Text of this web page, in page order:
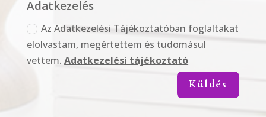
Adatkezelés
Az Adatkezelési Tájékoztatóban foglaltakat
elolvastam, megértettem és tudomásul
vettem.Adatkezelési tájékoztató
Küldés